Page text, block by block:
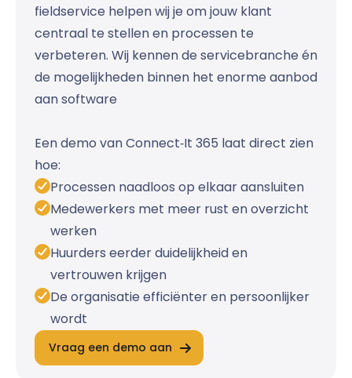
fieldservice helpen wij je om jouw klant
centraal te stellen en processen te
verbeteren. Wij kennen de servicebranche én
de mogelijkheden binnen het enorme aanbod
aan software
Een demo van Connect‑It 365 laat direct zien
hoe:
Processen naadloos op elkaar aansluiten
Medewerkers met meer rust en overzicht
werken
Huurders eerder duidelijkheid en
vertrouwen krijgen
De organisatie efficiënter en persoonlijker
wordt
Vraag een demo aan